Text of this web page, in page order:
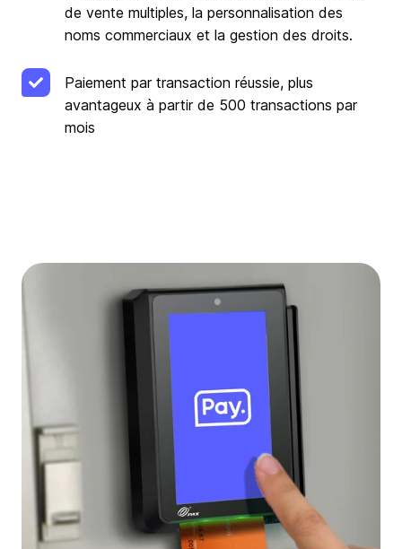
de vente multiples, la personnalisation des
noms commerciaux et la gestion des droits.
Paiement par transaction réussie, plus
avantageux à partir de 500 transactions par
mois